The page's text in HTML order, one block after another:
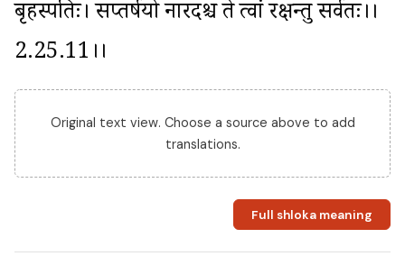
बृहस्पतिः। सप्तर्षयो नारदश्च ते त्वां रक्षन्तु सर्वतः।।
2.25.11।।
Original text view. Choose a source above to add
translations.
Full shloka meaning